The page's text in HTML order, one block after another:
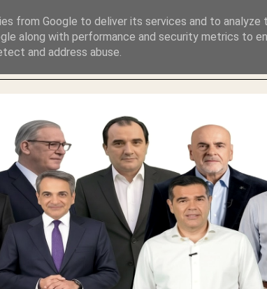
from Google to deliver its services and to analyze
along with performance and security metrics to
and address abuse.